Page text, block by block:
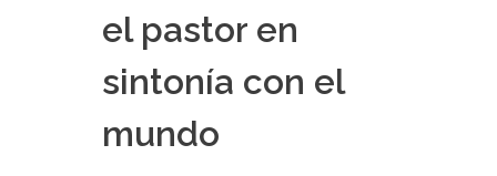
el pastor en
sintonía con el
mundo